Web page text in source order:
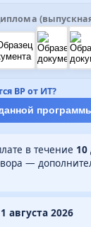
выходя из
вы
ВР от ИТ?
в течение 10
—
августа 2026